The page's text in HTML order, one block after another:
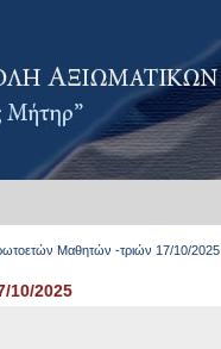
Μαθητών -τριών 17/10/2025
10/2025